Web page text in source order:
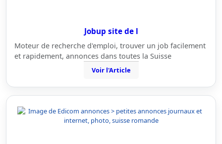
Jobup site de l
Moteur de recherche d'emploi, trouver un job facilement
et rapidement, annonces dans toutes la Suisse
Voir l'Article